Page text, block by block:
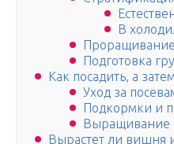
В
Подготовка
Как посадить, а
Уход за
Подкормки и
Выращивание
Вырастет ли вишня